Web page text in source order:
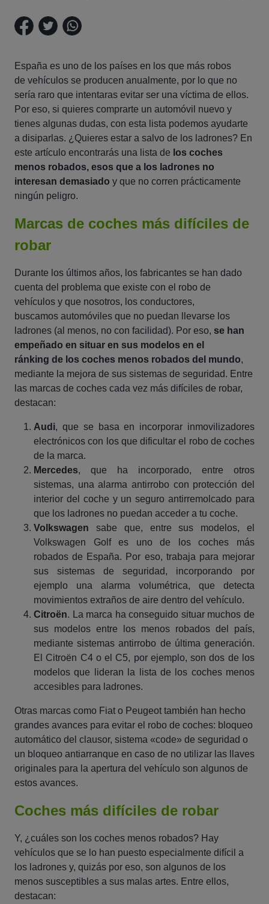
España es uno de los países en los que más robos
de vehículos se producen anualmente, por lo que no
sería raro que intentaras evitar ser una víctima de ellos.
Por eso, si quieres comprarte un automóvil nuevo y
tienes algunas dudas, con esta lista podemos ayudarte
a disiparlas. ¿Quieres estar a salvo de los ladrones? En
este artículo encontrarás una lista de los coches
menos robados, esos que a los ladrones no
interesan demasiado y que no corren prácticamente
ningún peligro.
Marcas de coches más difíciles de
robar
Durante los últimos años, los fabricantes se han dado
cuenta del problema que existe con el robo de
vehículos y que nosotros, los conductores,
buscamos automóviles que no puedan llevarse los
ladrones (al menos, no con facilidad). Por eso, se han
empeñado en situar en sus modelos en el
ránking de los coches menos robados del mundo,
mediante la mejora de sus sistemas de seguridad. Entre
las marcas de coches cada vez más difíciles de robar,
destacan:
Audi, que se basa en incorporar inmovilizadores
electrónicos con los que dificultar el robo de coches
de la marca.
Mercedes, que ha incorporado, entre otros
sistemas, una alarma antirrobo con protección del
interior del coche y un seguro antirremolcado para
que los ladrones no puedan acceder a tu coche.
Volkswagen sabe que, entre sus modelos, el
Volkswagen Golf es uno de los coches más
robados de España. Por eso, trabaja para mejorar
sus sistemas de seguridad, incorporando por
ejemplo una alarma volumétrica, que detecta
movimientos extraños de aire dentro del vehículo.
Citroën. La marca ha conseguido situar muchos de
sus modelos entre los menos robados del país,
mediante sistemas antirrobo de última generación.
El Citroën C4 o el C5, por ejemplo, son dos de los
modelos que lideran la lista de los coches menos
accesibles para ladrones.
Otras marcas como Fiat o Peugeot también han hecho
grandes avances para evitar el robo de coches: bloqueo
automático del clausor, sistema «code» de seguridad o
un bloqueo antiarranque en caso de no utilizar las llaves
originales para la apertura del vehículo son algunos de
estos avances.
Coches más difíciles de robar
Y, ¿cuáles son los coches menos robados? Hay
vehículos que se lo han puesto especialmente difícil a
los ladrones y, quizás por eso, son algunos de los
menos susceptibles a sus malas artes. Entre ellos,
destacan: